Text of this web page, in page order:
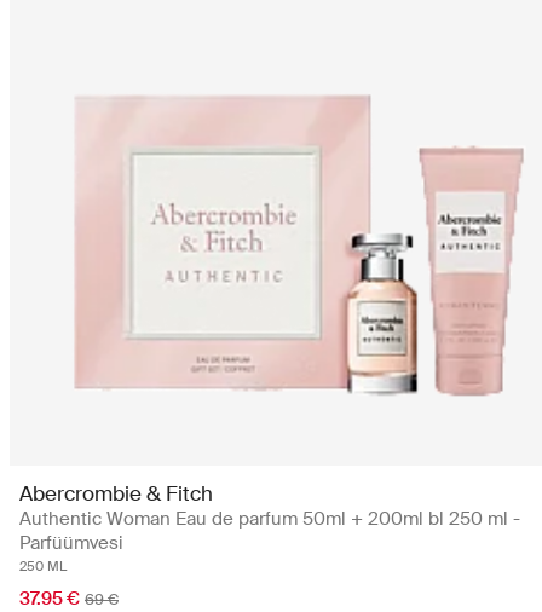
Abercrombie & Fitch
Authentic Woman Eau de parfum 50ml + 200ml bl 250 ml -
Parfüümvesi
250 ML
37.95 € 69 €